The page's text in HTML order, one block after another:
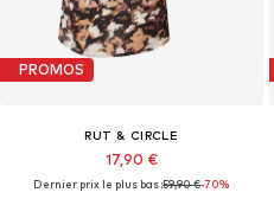
PROMOS
RUT & CIRCLE
17,90 €
Dernier prix le plus bas :59,90 €-70%